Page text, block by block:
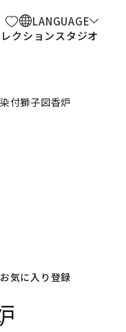
LANGUAGE
クションスタジオ
付獅子図香炉
お気に入り登録